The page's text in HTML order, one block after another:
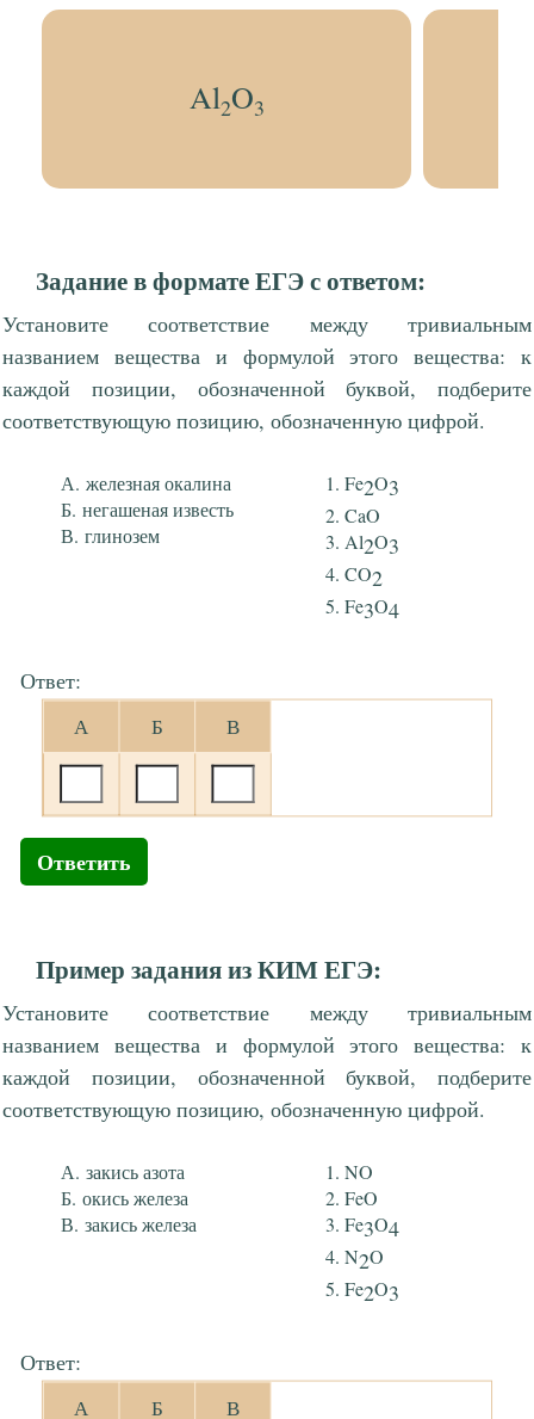
Al2O3
Задание в формате ЕГЭ с ответом:
Установите соответствие между тривиальным
названием вещества и формулой этого вещества: к
каждой позиции, обозначенной буквой, подберите
соответствующую позицию, обозначенную цифрой.
железная окалина
негашеная известь
глинозем
Fe2O3
CaO
Al2O3
CO2
Fe3O4
Ответ:
А Б В
Ответить
Пример задания из КИМ ЕГЭ:
Установите соответствие между тривиальным
названием вещества и формулой этого вещества: к
каждой позиции, обозначенной буквой, подберите
соответствующую позицию, обозначенную цифрой.
закись азота
окись железа
закись железа
NO
FeO
Fe3O4
N2O
Fe2O3
Ответ:
А Б В